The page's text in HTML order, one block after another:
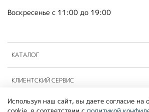
КАТАЛОГ
КЛИЕНТСКИЙ СЕРВИС
ПАРТНЁРЫ B2B
Воскресенье с 11:00 до 19:00
Используя наш сайт, вы даете согласие на